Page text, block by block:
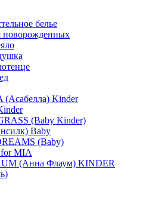
белье
новорожденных
Kinder
(Baby Kinder)
Baby
(Baby)
MIA
(Анна Флаум) KINDER